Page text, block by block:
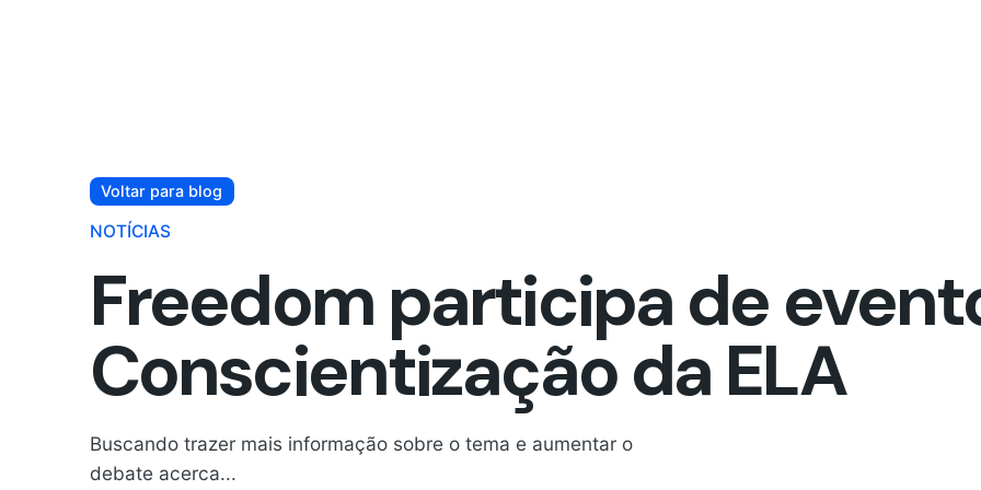
Voltar para blog
NOTÍCIAS
Freedom participa de
Conscientização da ELA
Buscando trazer mais informação sobre o tema e aumentar o
debate acerca...